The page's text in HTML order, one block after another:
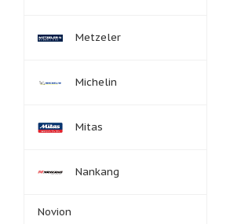
Metzeler
Michelin
Mitas
Nankang
Novion